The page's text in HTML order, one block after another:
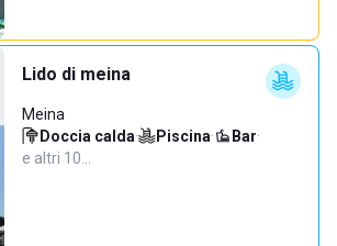
Lido di meina
Meina
Doccia calda· Piscina· Bar·
e altri 10…